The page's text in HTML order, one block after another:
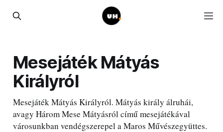
Mesejáték Mátyás
Királyról
Mesejáték Mátyás Királyról. Mátyás király álruhái,
avagy Három Mese Mátyásról című mesejátékával
városunkban vendégszerepel a Maros Művészegyüttes.